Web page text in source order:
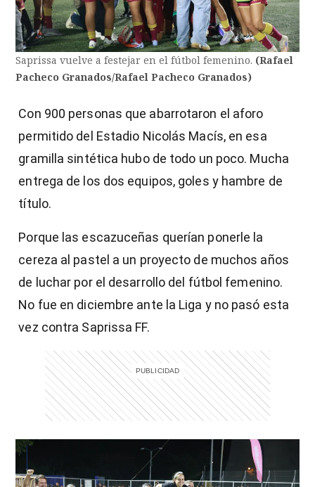
Saprissa vuelve a festejar en el fútbol femenino. (Rafael
Pacheco Granados/Rafael Pacheco Granados)
Con 900 personas que abarrotaron el aforo
permitido del Estadio Nicolás Macís, en esa
gramilla sintética hubo de todo un poco. Mucha
entrega de los dos equipos, goles y hambre de
título.
Porque las escazuceñas querían ponerle la
cereza al pastel a un proyecto de muchos años
de luchar por el desarrollo del fútbol femenino.
No fue en diciembre ante la Liga y no pasó esta
vez contra Saprissa FF.